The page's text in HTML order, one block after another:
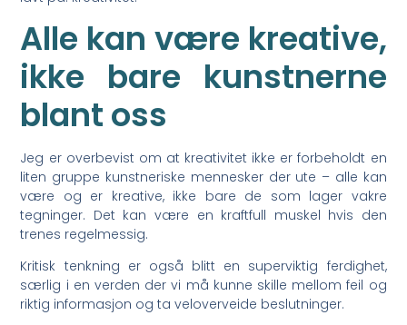
Alle kan være kreative,
ikke bare kunstnerne
blant oss
Jeg er overbevist om at kreativitet ikke er forbeholdt en
liten gruppe kunstneriske mennesker der ute – alle kan
være og er kreative, ikke bare de som lager vakre
tegninger. Det kan være en kraftfull muskel hvis den
trenes regelmessig.
Kritisk tenkning er også blitt en superviktig ferdighet,
særlig i en verden der vi må kunne skille mellom feil og
riktig informasjon og ta veloverveide beslutninger.